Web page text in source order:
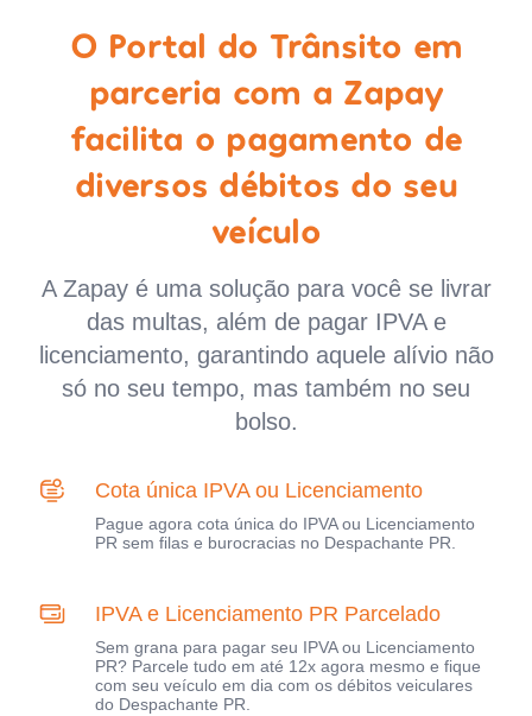
O Portal do Trânsito em
parceria com a Zapay
facilita o pagamento de
diversos débitos do seu
veículo
A Zapay é uma solução para você se livrar
das multas, além de pagar IPVA e
licenciamento, garantindo aquele alívio não
só no seu tempo, mas também no seu
bolso.
Cota única IPVA ou Licenciamento
Pague agora cota única do IPVA ou Licenciamento
PR sem filas e burocracias no Despachante PR.
IPVA e Licenciamento PR Parcelado
Sem grana para pagar seu IPVA ou Licenciamento
PR? Parcele tudo em até 12x agora mesmo e fique
com seu veículo em dia com os débitos veiculares
do Despachante PR.